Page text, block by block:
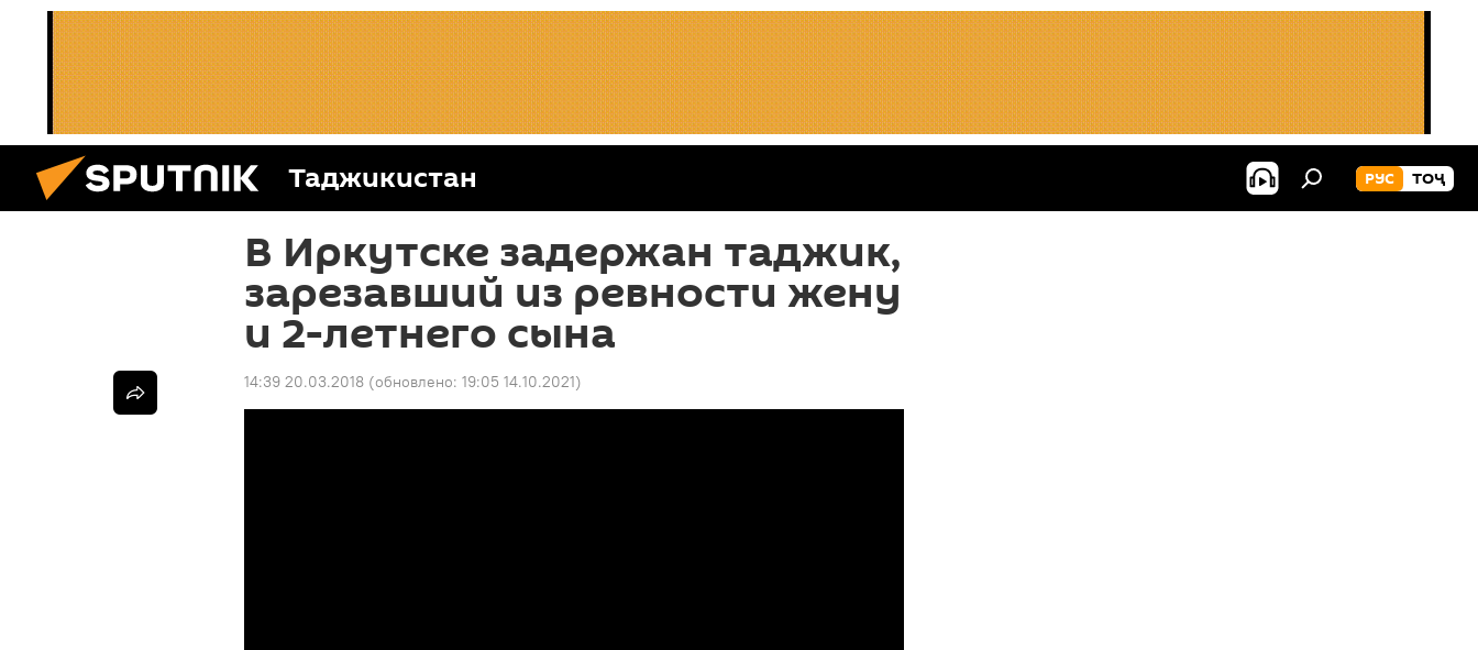
Таджикистан РУС ТОҶ
В Иркутске задержан таджик,
зарезавший из ревности жену
и 2-летнего сына
14:39 20.03.2018 (обновлено: 19:05 14.10.2021)